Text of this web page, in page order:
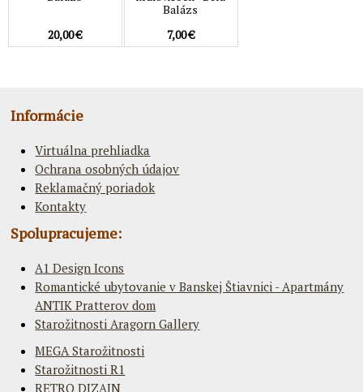
20,00 €
Balázs
7,00 €
Informácie
Virtuálna prehliadka
Ochrana osobných údajov
Reklamačný poriadok
Kontakty
Spolupracujeme:
A1 Design Icons
Romantické ubytovanie v Banskej Štiavnici - Apartmány
ANTIK Pratterov dom
Starožitnosti Aragorn Gallery
MEGA Starožitnosti
Starožitnosti R1
RETRO DIZAJN